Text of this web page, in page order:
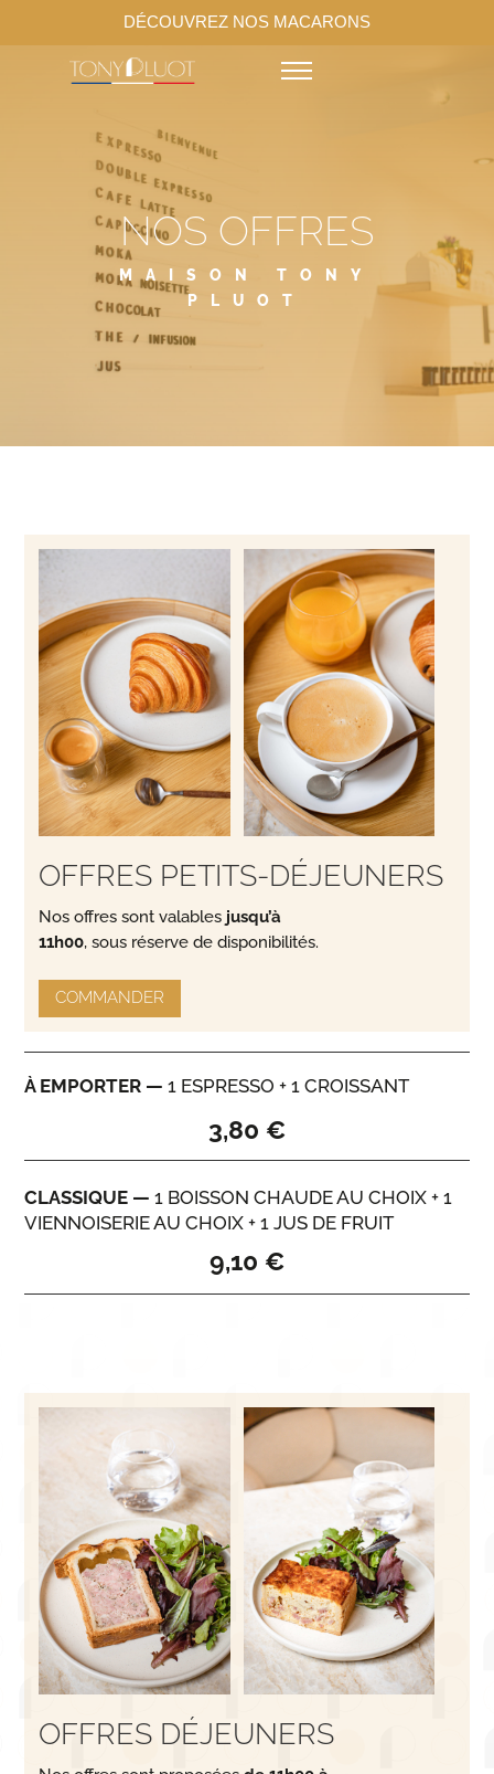
DÉCOUVREZ NOS MACARONS
NOS OFFRES
MAISON TONY
PLUOT
OFFRES PETITS-DÉJEUNERS
Nos offres sont valables jusqu’à
11h00, sous réserve de disponibilités.
COMMANDER
À EMPORTER — 1 ESPRESSO + 1CROISSANT
3,80 €
CLASSIQUE — 1 BOISSON CHAUDEAU CHOIX + 1
VIENNOISERIEAU CHOIX + 1JUS DE FRUIT
9,10 €
OFFRES DÉJEUNERS